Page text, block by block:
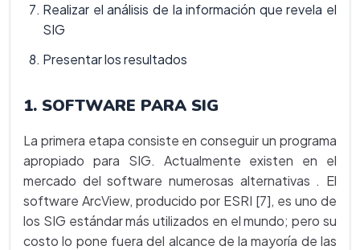
Realizar el análisis de la información que revela el
SIG
Presentar los resultados
1. SOFTWARE PARA SIG
La primera etapa consiste en conseguir un programa
apropiado para SIG. Actualmente existen en el
mercado del software numerosas alternativas . El
software ArcView, producido por ESRI [7], es uno de
los SIG estándar más utilizados en el mundo; pero su
costo lo pone fuera del alcance de la mayoría de las